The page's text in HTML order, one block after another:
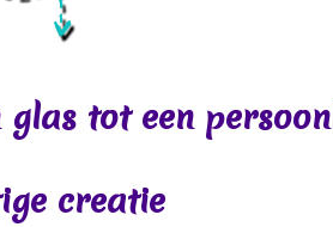
tot een
creatie